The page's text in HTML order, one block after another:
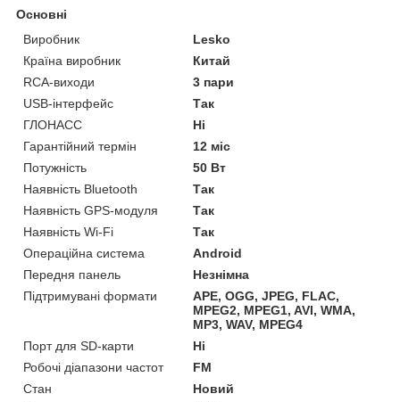
Основні
Виробник
Lesko
Країна виробник
Китай
RCA-виходи
3 пари
USB-інтерфейс
Так
ГЛОНАСС
Ні
Гарантійний термін
12 міс
Потужність
50 Вт
Наявність Bluetooth
Так
Наявність GPS-модуля
Так
Наявність Wi-Fi
Так
Операційна система
Android
Передня панель
Незнімна
Підтримувані формати
APE, OGG, JPEG, FLAC,
MPEG2, MPEG1, AVI, WMA,
MP3, WAV, MPEG4
Порт для SD-карти
Ні
Робочі діапазони частот
FM
Стан
Новий